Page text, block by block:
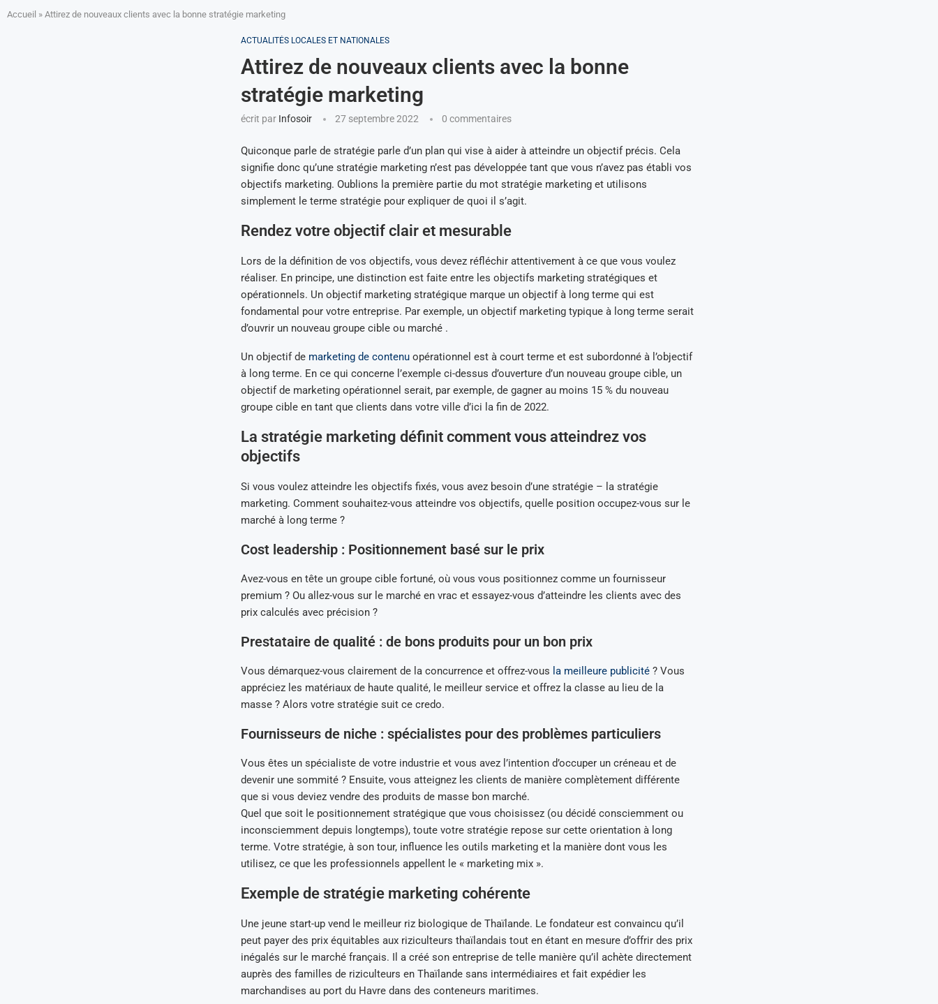
Accueil » Attirez de nouveaux clients avec la bonne stratégie marketing
ACTUALITÉS LOCALES ET NATIONALES
Attirez de nouveaux clients avec la bonne
stratégie marketing
écrit par Infosoir 27 septembre 2022 0 commentaires
Quiconque parle de stratégie parle d’un plan qui vise à aider à atteindre un objectif précis. Cela
signifie donc qu’une stratégie marketing n’est pas développée tant que vous n’avez pas établi vos
objectifs marketing. Oublions la première partie du mot stratégie marketing et utilisons
simplement le terme stratégie pour expliquer de quoi il s’agit.
Rendez votre objectif clair et mesurable
Lors de la définition de vos objectifs, vous devez réfléchir attentivement à ce que vous voulez
réaliser. En principe, une distinction est faite entre les objectifs marketing stratégiques et
opérationnels. Un objectif marketing stratégique marque un objectif à long terme qui est
fondamental pour votre entreprise. Par exemple, un objectif marketing typique à long terme serait
d’ouvrir un nouveau groupe cible ou marché .
Un objectif de marketing de contenuopérationnel est à court terme et est subordonné à l’objectif
à long terme. En ce qui concerne l’exemple ci-dessus d’ouverture d’un nouveau groupe cible, un
objectif de marketing opérationnel serait, par exemple, de gagner au moins 15 % du nouveau
groupe cible en tant que clients dans votre ville d’ici la fin de 2022.
La stratégie marketing définit comment vous atteindrez vos
objectifs
Si vous voulez atteindre les objectifs fixés, vous avez besoin d’une stratégie – la stratégie
marketing. Comment souhaitez-vous atteindre vos objectifs, quelle position occupez-vous sur le
marché à long terme ?
Cost leadership : Positionnement basé sur le prix
Avez-vous en tête un groupe cible fortuné, où vous vous positionnez comme un fournisseur
premium ? Ou allez-vous sur le marché en vrac et essayez-vous d’atteindre les clients avec des
prix calculés avec précision ?
Prestataire de qualité : de bons produits pour un bon prix
Vous démarquez-vous clairement de la concurrence et offrez-vous la meilleure publicité? Vous
appréciez les matériaux de haute qualité, le meilleur service et offrez la classe au lieu de la
masse ? Alors votre stratégie suit ce credo.
Fournisseurs de niche : spécialistes pour des problèmes particuliers
Vous êtes un spécialiste de votre industrie et vous avez l’intention d’occuper un créneau et de
devenir une sommité ? Ensuite, vous atteignez les clients de manière complètement différente
que si vous deviez vendre des produits de masse bon marché.
Quel que soit le positionnement stratégique que vous choisissez (ou décidé consciemment ou
inconsciemment depuis longtemps), toute votre stratégie repose sur cette orientation à long
terme. Votre stratégie, à son tour, influence les outils marketing et la manière dont vous les
utilisez, ce que les professionnels appellent le « marketing mix ».
Exemple de stratégie marketing cohérente
Une jeune start-up vend le meilleur riz biologique de Thaïlande. Le fondateur est convaincu qu’il
peut payer des prix équitables aux riziculteurs thaïlandais tout en étant en mesure d’offrir des prix
inégalés sur le marché français. Il a créé son entreprise de telle manière qu’il achète directement
auprès des familles de riziculteurs en Thaïlande sans intermédiaires et fait expédier les
marchandises au port du Havre dans des conteneurs maritimes.